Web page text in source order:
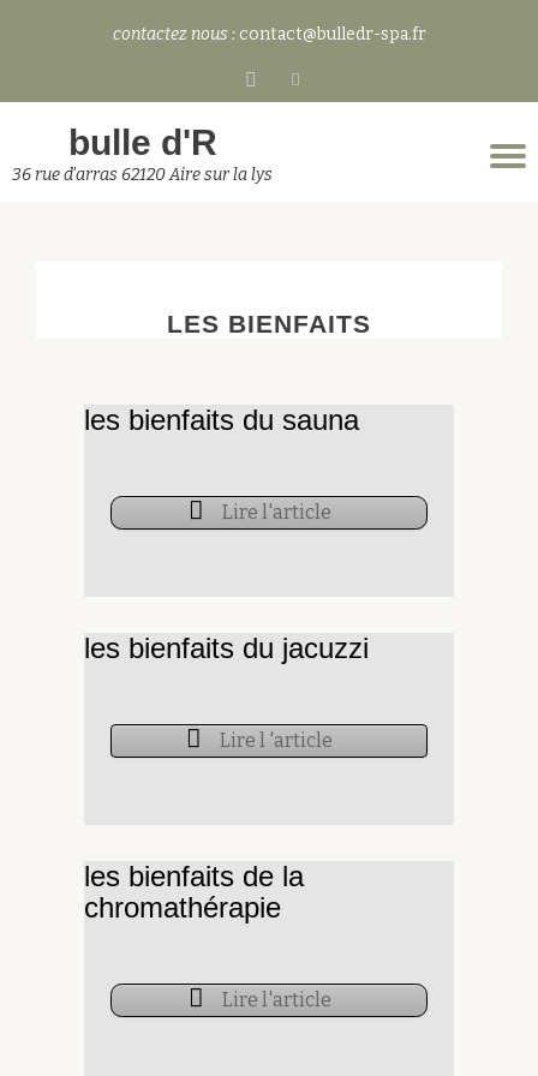
contenu
contactez nous : contact@bulledr-spa.fr
fa-
bulle d'R
36 rue d'arras 62120 Aire sur la lys
LES BIENFAITS
les bienfaits du sauna
Lire l'article
les bienfaits du jacuzzi
Lire l 'article
les bienfaits de la
chromathérapie
Lire l'article